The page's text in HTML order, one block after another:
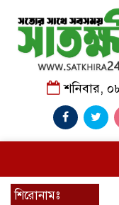
শনিবার,
শিরোনামঃ